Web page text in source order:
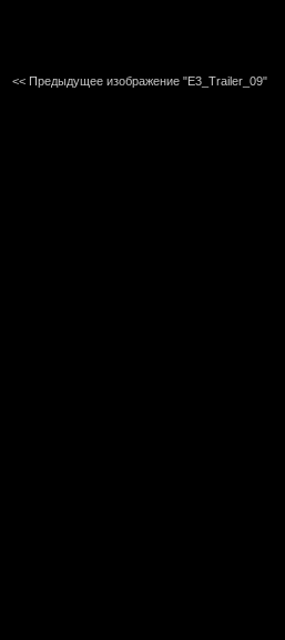
<< Предыдущее изображение "E3_Trailer_09"